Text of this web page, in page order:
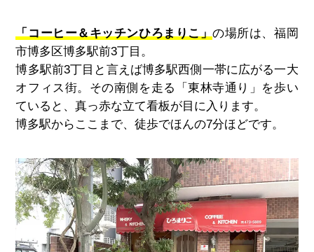
「コーヒー＆キッチンひろまりこ」の場所は、福岡
市博多区博多駅前3丁目。
博多駅前3丁目と言えば博多駅西側一帯に広がる一大
オフィス街。その南側を走る「東林寺通り」を歩い
ていると、真っ赤な立て看板が目に入ります。
博多駅からここまで、徒歩でほんの7分ほどです。